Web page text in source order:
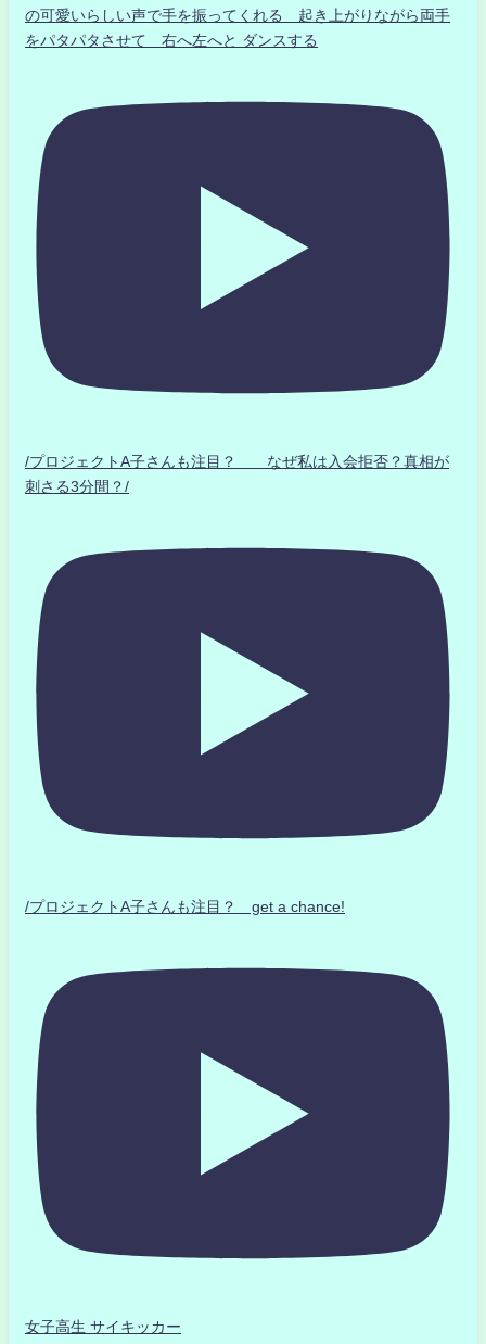
の可愛いらしい声で手を振ってくれる 起き上がりながら両手
をパタパタさせて 右へ左へと ダンスする
/プロジェクトA子さんも注目？ なぜ私は入会拒否？真相が
刺さる3分間？/
/プロジェクトA子さんも注目？ get a chance!
女子高生 サイキッカー